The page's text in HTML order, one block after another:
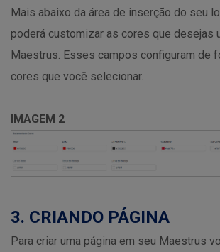
Mais abaixo da área de inserção do seu
poderá customizar as cores que desejas
Maestrus. Esses campos configuram de
cores que você selecionar.
IMAGEM 2
3. CRIANDO PÁGINA
Para criar uma página em seu Maestrus